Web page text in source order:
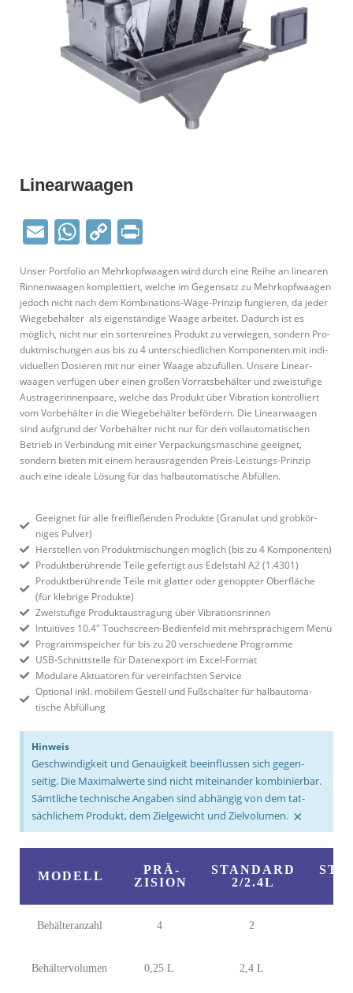
Line­ar­waagen
EmailWhatsApp
Copy
Unser Port­folio an Mehr­kopf­waagen wird durch eine Reihe an linearen
Rin­nen­waagen kom­plet­tiert, welche im Gegensatz zu Mehr­kopf­waagen
jedoch nicht nach dem Kom­bi­na­tions-Wäge-Prinzip fun­gieren, da jeder
Wie­ge­be­hälter als eigen­ständige Waage arbeitet. Dadurch ist es
möglich, nicht nur ein sor­ten­reines Produkt zu ver­wiegen, sondern Pro­
dukt­mi­schungen aus bis zu 4 unter­schied­lichen Kom­po­nenten mit indi­
vi­du­ellen Dosieren mit nur einer Waage abzu­füllen. Unsere Line­ar­
waagen ver­fügen über einen großen Vor­rats­be­hälter und zwei­stufige
Aus­tra­ge­rin­nen­paare, welche das Produkt über Vibration kon­trol­liert
vom Vor­be­hälter in die Wie­ge­be­hälter befördern. Die Line­ar­waagen
sind auf­grund der Vor­be­hälter nicht nur für den voll­au­to­ma­ti­schen
Betrieb in Ver­bindung mit einer Ver­pa­ckungs­ma­schine geeignet,
sondern bieten mit einem her­aus­ra­genden Preis-Leis­tungs-Prinzip
auch eine ideale Lösung für das halb­au­to­ma­tische Abfüllen.
Geeignet für alle frei­flie­ßenden Pro­dukte (Gra­nulat und grob­kör­
niges Pulver)
Her­stellen von Pro­dukt­mi­schungen möglich (bis zu 4 Komponenten)
Pro­dukt­be­rüh­rende Teile gefertigt aus Edel­stahl A2 (1.4301)
Pro­dukt­be­rüh­rende Teile mit glatter oder genoppter Ober­fläche
(für klebrige Produkte)
Zwei­stufige Pro­dukt­aus­tragung über Vibrationsrinnen
Intui­tives 10.4″ Touch­screen-Bedienfeld mit mehr­spra­chigem Menü
Pro­gramm­speicher für bis zu 20 ver­schiedene Programme
USB-Schnitt­stelle für Daten­export im Excel-Format
Modulare Aktua­toren für ver­ein­fachten Service
Optional inkl. mobilem Gestell und Fuß­schalter für halb­au­to­ma­
tische Abfüllung
Hinweis
Geschwin­digkeit und Genau­igkeit beein­flussen sich gegen­
seitig. Die Maxi­mal­werte sind nicht mit­ein­ander kom­bi­nierbar.
Sämt­liche tech­nische Angaben sind abhängig von dem tat­
säch­lichem Produkt, dem Ziel­ge­wicht und Zielvolumen. ×
MODELL
PRÄ­
ZISION
STANDARD
2/2.4L
Behälteranzahl 4 2
Behältervolumen 0,25 L 2,4 L